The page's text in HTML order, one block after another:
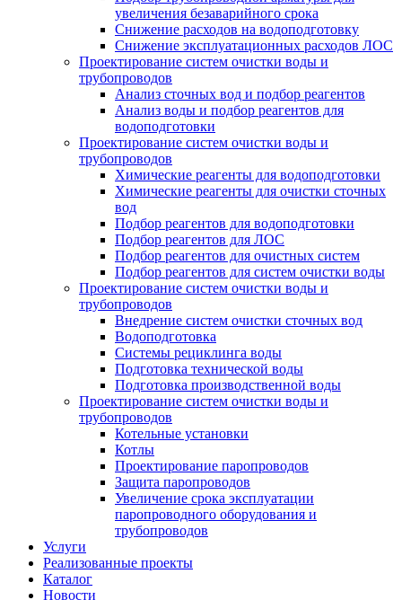
увеличения безаварийного срока
Снижение расходов на водоподготовку
Снижение эксплуатационных расходов ЛОС
Проектирование систем очистки воды и
трубопроводов
Анализ сточных вод и подбор реагентов
Анализ воды и подбор реагентов для
водоподготовки
Проектирование систем очистки воды и
трубопроводов
Химические реагенты для водоподготовки
Химические реагенты для очистки сточных
вод
Подбор реагентов для водоподготовки
Подбор реагентов для ЛОС
Подбор реагентов для очистных систем
Подбор реагентов для систем очистки воды
Проектирование систем очистки воды и
трубопроводов
Внедрение систем очистки сточных вод
Водоподготовка
Системы рециклинга воды
Подготовка технической воды
Подготовка производственной воды
Проектирование систем очистки воды и
трубопроводов
Котельные установки
Котлы
Проектирование паропроводов
Защита паропроводов
Увеличение срока эксплуатации
паропроводного оборудования и
трубопроводов
Услуги
Реализованные проекты
Каталог
Новости